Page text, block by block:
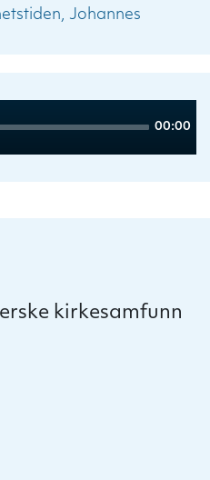
Johannes
Total
00:00
kirkesamfunn